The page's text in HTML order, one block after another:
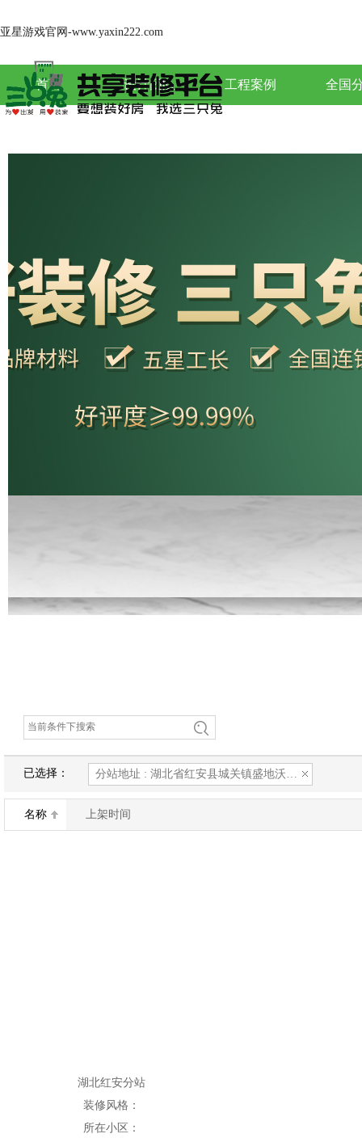
亚星游戏官网-www.yaxin222.com
首页 设计团队 工程案例 全国
已选择：
名称 上架时间
湖北红安分站
装修风格：
所在小区：